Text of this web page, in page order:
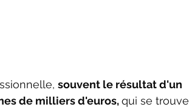
souvent le résultat d'un
de milliers d'euros, qui se trouve